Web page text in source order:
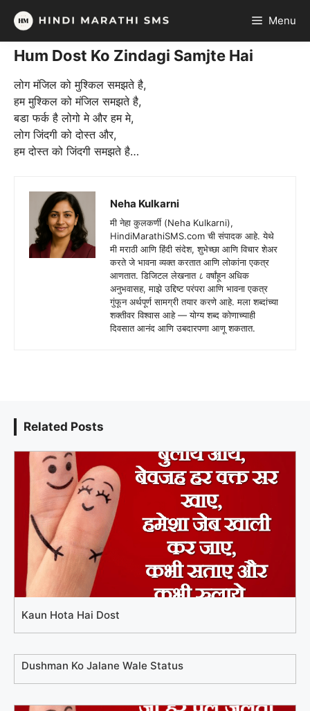
Skip
content
Menu
Hum Dost Ko Zindagi Samjte Hai
लोग मंजिल को मुश्किल समझते है,
हम मुश्किल को मंजिल समझते है,
बडा फर्क है लोगो मे और हम मे,
लोग जिंदगी को दोस्त और,
हम दोस्त को जिंदगी समझते है…
Neha Kulkarni
मी नेहा कुलकर्णी (Neha Kulkarni),
HindiMarathiSMS.com ची संपादक आहे. येथे
मी मराठी आणि हिंदी संदेश, शुभेच्छा आणि विचार शेअर
करते जे भावना व्यक्त करतात आणि लोकांना एकत्र
आणतात. डिजिटल लेखनात ८ वर्षांहून अधिक
अनुभवासह, माझे उद्दिष्ट परंपरा आणि भावना एकत्र
गुंफून अर्थपूर्ण सामग्री तयार करणे आहे. मला शब्दांच्या
शक्तीवर विश्वास आहे — योग्य शब्द कोणाच्याही
दिवसात आनंद आणि उबदारपणा आणू शकतात.
Related Posts
Kaun Hota Hai Dost
Dushman Ko Jalane Wale Status